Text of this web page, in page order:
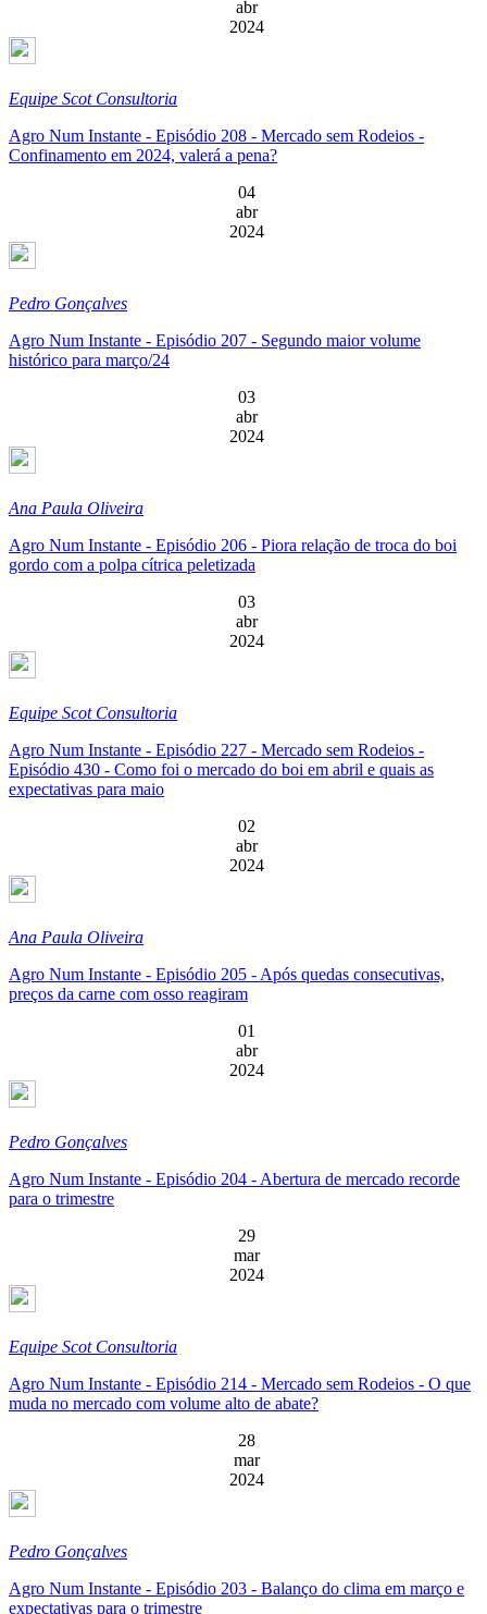
abr
2024
Equipe Scot Consultoria
Agro Num Instante - Episódio 208 - Mercado sem Rodeios -
Confinamento em 2024, valerá a pena?
04
abr
2024
Pedro Gonçalves
Agro Num Instante - Episódio 207 - Segundo maior volume
histórico para março/24
03
abr
2024
Ana Paula Oliveira
Agro Num Instante - Episódio 206 - Piora relação de troca do boi
gordo com a polpa cítrica peletizada
03
abr
2024
Equipe Scot Consultoria
Agro Num Instante - Episódio 227 - Mercado sem Rodeios -
Episódio 430 - Como foi o mercado do boi em abril e quais as
expectativas para maio
02
abr
2024
Ana Paula Oliveira
Agro Num Instante - Episódio 205 - Após quedas consecutivas,
preços da carne com osso reagiram
01
abr
2024
Pedro Gonçalves
Agro Num Instante - Episódio 204 - Abertura de mercado recorde
para o trimestre
29
mar
2024
Equipe Scot Consultoria
Agro Num Instante - Episódio 214 - Mercado sem Rodeios - O que
muda no mercado com volume alto de abate?
28
mar
2024
Pedro Gonçalves
Agro Num Instante - Episódio 203 - Balanço do clima em março e
expectativas para o trimestre